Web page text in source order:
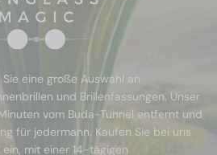
eine große Auswahl an
und Brillenfassungen. Unser
vom Buda-Tunnel entfernt und
für jedermann. Kaufen Sie bei uns
mit einer 14-tägigen